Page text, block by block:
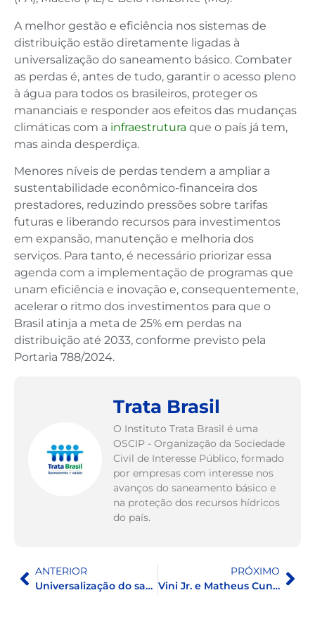
A melhor gestão e eficiência nos sistemas de
distribuição estão diretamente ligadas à
universalização do saneamento básico. Combater
as perdas é, antes de tudo, garantir o acesso pleno
à água para todos os brasileiros, proteger os
mananciais e responder aos efeitos das mudanças
climáticas com a infraestrutura que o país já tem,
mas ainda desperdiça.
Menores níveis de perdas tendem a ampliar a
sustentabilidade econômico-financeira dos
prestadores, reduzindo pressões sobre tarifas
futuras e liberando recursos para investimentos
em expansão, manutenção e melhoria dos
serviços. Para tanto, é necessário priorizar essa
agenda com a implementação de programas que
unam eficiência e inovação e, consequentemente,
acelerar o ritmo dos investimentos para que o
Brasil atinja a meta de 25% em perdas na
distribuição até 2033, conforme previsto pela
Portaria 788/2024.
Trata Brasil
O Instituto Trata Brasil é uma
OSCIP - Organização da Sociedade
Civil de Interesse Público, formado
por empresas com interesse nos
avanços do saneamento básico e
na proteção dos recursos hídricos
do país.
ANTERIOR
Universalização do saneamento pode impulsionar ganhos de R$ 32 bilhões na produtividade do trabalho no Maranhão
PRÓXIMO
Vini Jr. e Matheus Cunha brilham na Copa do Mundo: e o saneamento nas suas cidades natais?